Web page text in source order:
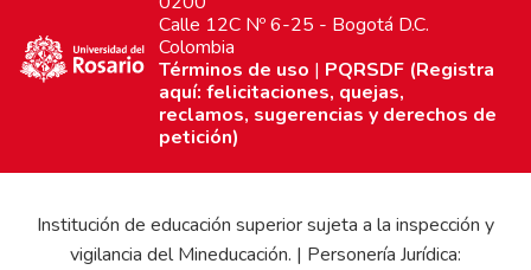
Calle 12C Nº 6-25 - Bogotá D.C.
Colombia
Términos de uso | PQRSDF (Registra
aquí: felicitaciones, quejas,
reclamos, sugerencias y derechos de
petición)
Institución de educación superior sujeta a la inspección y
vigilancia del Mineducación. | Personería Jurídica: